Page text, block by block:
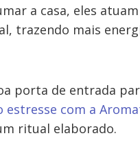
a casa, eles
trazendo mais
porta de entrada
estresse com a
ritual elaborado.